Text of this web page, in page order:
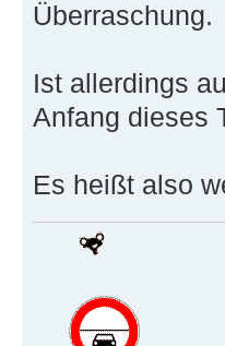
Überraschung.
Ist allerdings
Anfang dieses
Es heißt also